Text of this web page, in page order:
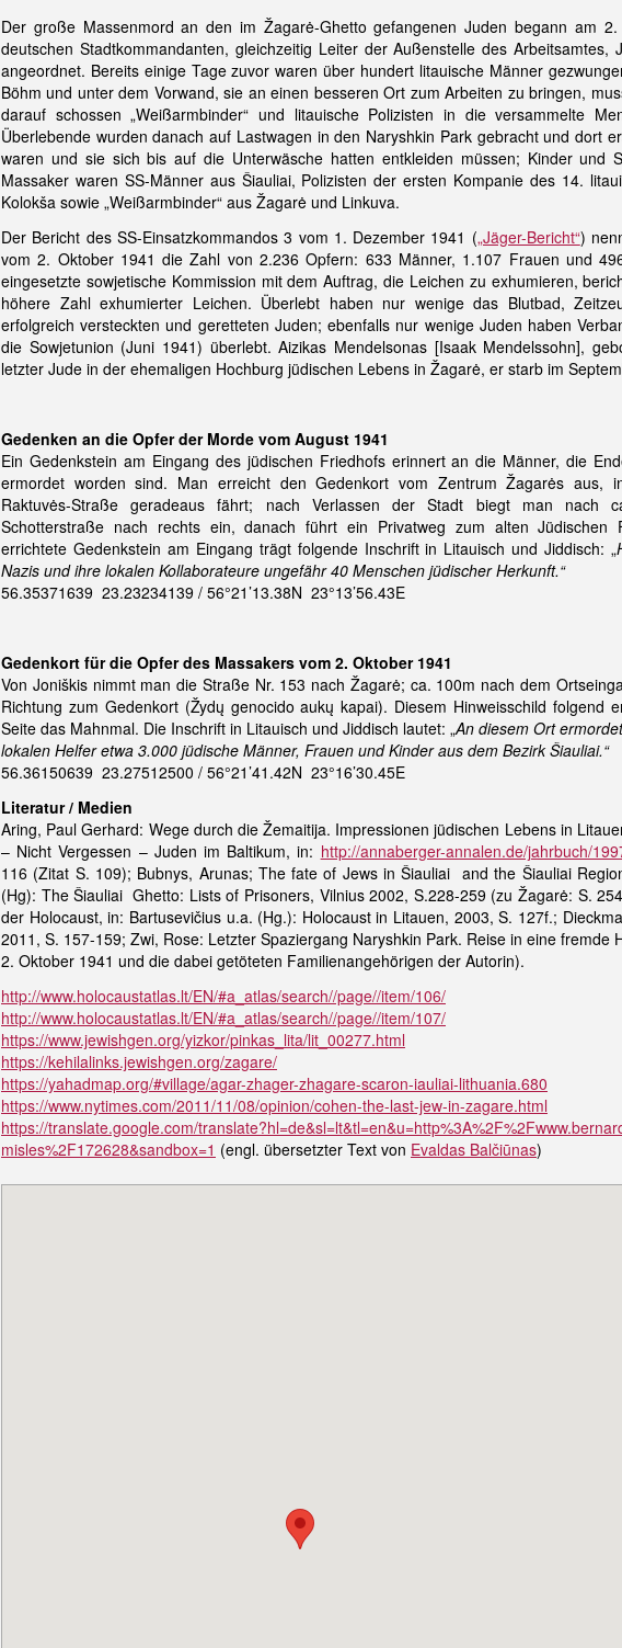
Der große Massenmord an den im Žagarė-Ghetto gefangenen Juden begann am
deutschen Stadtkommandanten, gleichzeitig Leiter der Außenstelle des
angeordnet. Bereits einige Tage zuvor waren über hundert litauische Männer
Böhm und unter dem Vorwand, sie an einen besseren Ort zum Arbeiten zu bringen,
darauf schossen „Weißarmbinder“ und litauische Polizisten in die versammelte
Überlebende wurden danach auf Lastwagen in den Naryshkin Park gebracht und dort
waren und sie sich bis auf die Unterwäsche hatten entkleiden müssen; Kinder und
Massaker waren SS-Männer aus Šiauliai, Polizisten der ersten Kompanie des 14.
Kolokša sowie „Weißarmbinder“ aus Žagarė und Linkuva.
Der Bericht des SS-Einsatzkommandos 3 vom 1. Dezember 1941 („Jäger-Bericht“)
vom 2. Oktober 1941 die Zahl von 2.236 Opfern: 633 Männer, 1.107 Frauen und
eingesetzte sowjetische Kommission mit dem Auftrag, die Leichen zu exhumieren,
höhere Zahl exhumierter Leichen. Überlebt haben nur wenige das Blutbad,
erfolgreich versteckten und geretteten Juden; ebenfalls nur wenige Juden haben
die Sowjetunion (Juni 1941) überlebt. Aizikas Mendelsonas [Isaak Mendelssohn],
letzter Jude in der ehemaligen Hochburg jüdischen Lebens in Žagarė, er starb im
Gedenken an die Opfer der Morde vom August 1941
Ein Gedenkstein am Eingang des jüdischen Friedhofs erinnert an die Männer, die
ermordet worden sind. Man erreicht den Gedenkort vom Zentrum Žagarės aus,
Raktuvės-Straße geradeaus fährt; nach Verlassen der Stadt biegt man nach
Schotterstraße nach rechts ein, danach führt ein Privatweg zum alten Jüdischen
errichtete Gedenkstein am Eingang trägt folgende Inschrift in Litauisch und Jiddisch: „
Nazis und ihre lokalen Kollaborateure ungefähr 40 Menschen jüdischer Herkunft.“
56.35371639 23.23234139 / 56°21’13.38N 23°13’56.43E
Gedenkort für die Opfer des Massakers vom 2. Oktober 1941
Von Joniškis nimmt man die Straße Nr. 153 nach Žagarė; ca. 100m nach dem
Richtung zum Gedenkort (Žydų genocido aukų kapai). Diesem Hinweisschild folgend
Seite das Mahnmal. Die Inschrift in Litauisch und Jiddisch lautet: „An diesem Ort
lokalen Helfer etwa 3.000 jüdische Männer, Frauen und Kinder aus dem Bezirk Šiauliai.“
56.36150639 23.27512500 / 56°21’41.42N 23°16’30.45E
Literatur / Medien
Aring, Paul Gerhard: Wege durch die Žemaitija. Impressionen jüdischen Lebens in
– Nicht Vergessen – Juden im Baltikum, in: http://annaberger-annalen.de/jahrbuch/
116 (Zitat S. 109); Bubnys, Arunas; The fate of Jews in Šiauliai and the Šiauliai
(Hg): The Šiauliai Ghetto: Lists of Prisoners, Vilnius 2002, S.228-259 (zu Žagarė: S.
der Holocaust, in: Bartusevičius u.a. (Hg.): Holocaust in Litauen, 2003, S. 127f.;
2011, S. 157-159; Zwi, Rose: Letzter Spaziergang Naryshkin Park. Reise in eine fremde
2. Oktober 1941 und die dabei getöteten Familienangehörigen der Autorin).
http://www.holocaustatlas.lt/EN/#a_atlas/search//page//item/106/
http://www.holocaustatlas.lt/EN/#a_atlas/search//page//item/107/
https://www.jewishgen.org/yizkor/pinkas_lita/lit_00277.html
https://kehilalinks.jewishgen.org/zagare/
https://yahadmap.org/#village/agar-zhager-zhagare-scaron-iauliai-lithuania.680
https://www.nytimes.com/2011/11/08/opinion/cohen-the-last-jew-in-zagare.html
https://translate.google.com/
misles%2F172628&sandbox=1 (engl. übersetzter Text von Evaldas Balčiūnas)